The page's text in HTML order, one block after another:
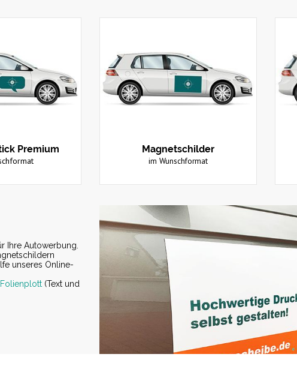
Premium Magnetschilder
im Wunschformat
Ihre Autowerbung.
unseres Online-
Folienplott (Text und